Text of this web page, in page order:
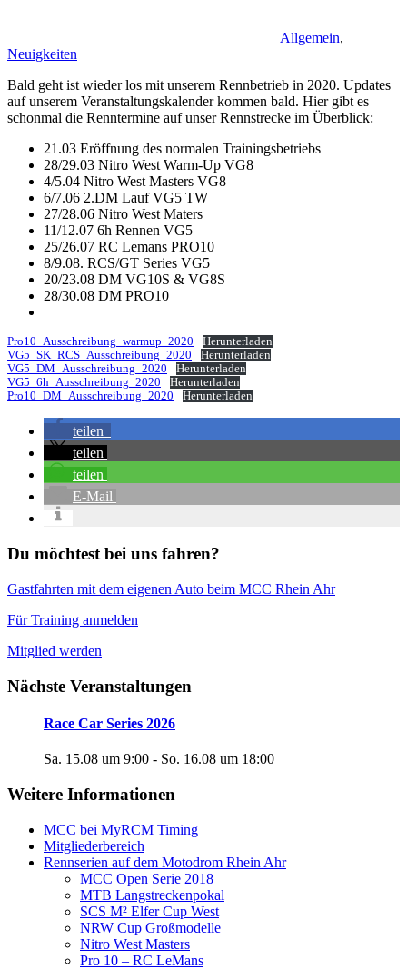
Allgemein,
Neuigkeiten
Bald geht ist wieder los mit unserem Rennbetrieb in 2020. Updates
auf unserem Veranstaltungskalender kommen bald. Hier gibt es
schonmal die Renntermine auf unser Rennstrecke im Überblick:
21.03 Eröffnung des normalen Trainingsbetriebs
28/29.03 Nitro West Warm-Up VG8
4/5.04 Nitro West Masters VG8
6/7.06 2.DM Lauf VG5 TW
27/28.06 Nitro West Maters
11/12.07 6h Rennen VG5
25/26.07 RC Lemans PRO10
8/9.08. RCS/GT Series VG5
20/23.08 DM VG10S & VG8S
28/30.08 DM PRO10
Pro10_Ausschreibung_warmup_2020
Herunterladen
VG5_SK_RCS_Ausschreibung_2020
Herunterladen
VG5_DM_Ausschreibung_2020
Herunterladen
VG5_6h_Ausschreibung_2020
Herunterladen
Pro10_DM_Ausschreibung_2020
Herunterladen
teilen
teilen
teilen
E-Mail
Du möchtest bei uns fahren?
Gastfahrten mit dem eigenen Auto beim MCC Rhein Ahr
Für Training anmelden
Mitglied werden
Nächste Veranstaltungen
Race Car Series 2026
Sa. 15.08 um 9:00 - So. 16.08 um 18:00
Weitere Informationen
MCC bei MyRCM Timing
Mitgliederbereich
Rennserien auf dem Motodrom Rhein Ahr
MCC Open Serie 2018
MTB Langstreckenpokal
SCS M² Elfer Cup West
NRW Cup Großmodelle
Nitro West Masters
Pro 10 – RC LeMans